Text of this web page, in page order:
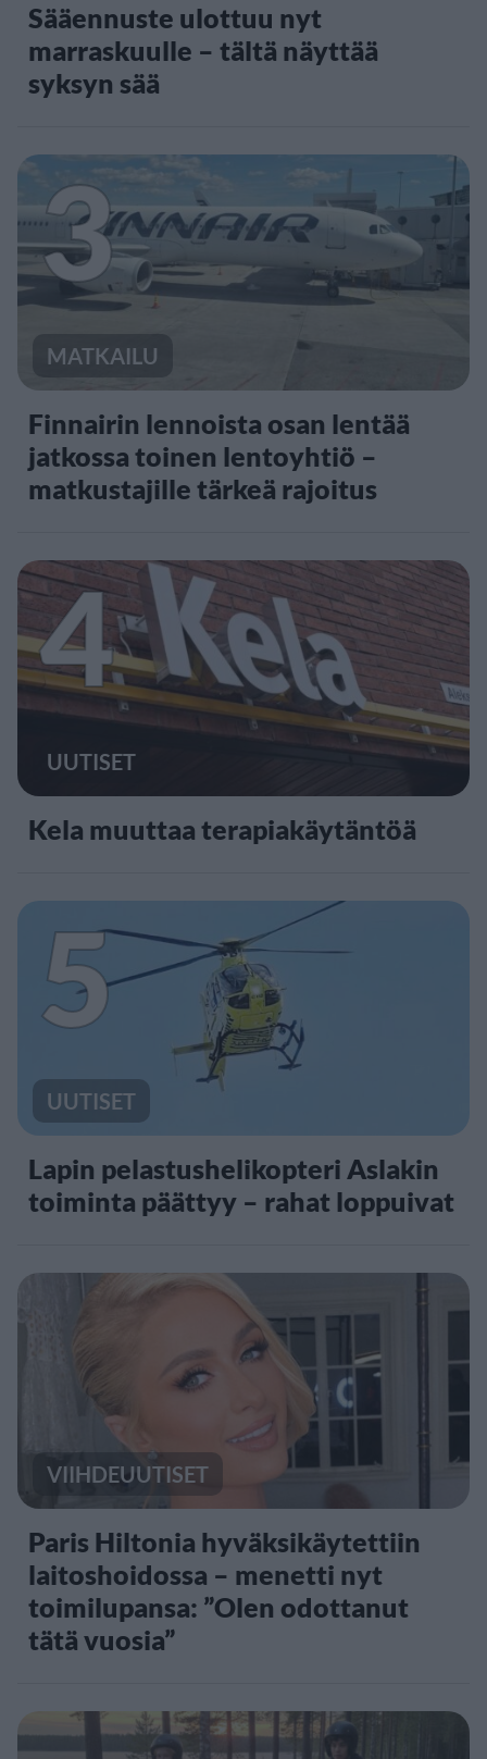
Sääennuste ulottuu nyt
marraskuulle – tältä näyttää
syksyn sää
3
MATKAILU
Finnairin lennoista osan lentää
jatkossa toinen lentoyhtiö –
matkustajille tärkeä rajoitus
4
UUTISET
Kela muuttaa terapiakäytäntöä
5
UUTISET
Lapin pelastushelikopteri Aslakin
toiminta päättyy – rahat loppuivat
VIIHDEUUTISET
Paris Hiltonia hyväksikäytettiin
laitoshoidossa – menetti nyt
toimilupansa: ”Olen odottanut
tätä vuosia”